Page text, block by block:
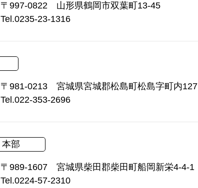
〒997-0822 山形県鶴岡市双葉町13-45
Tel.0235-23-1316
〒981-0213 宮城県宮城郡松島町松島字町内127
Tel.022-353-2696
本部
〒989-1607 宮城県柴田郡柴田町船岡新栄4-4-1
Tel.0224-57-2310